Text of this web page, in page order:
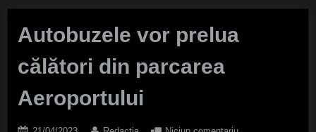
Autobuzele vor prelua
călători din parcarea
Aeroportului